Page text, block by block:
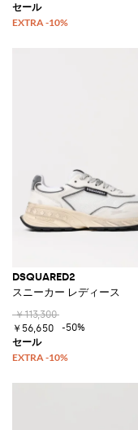
DSQUARED2
スニーカー レディース
￥113,300
￥56,650
-50%